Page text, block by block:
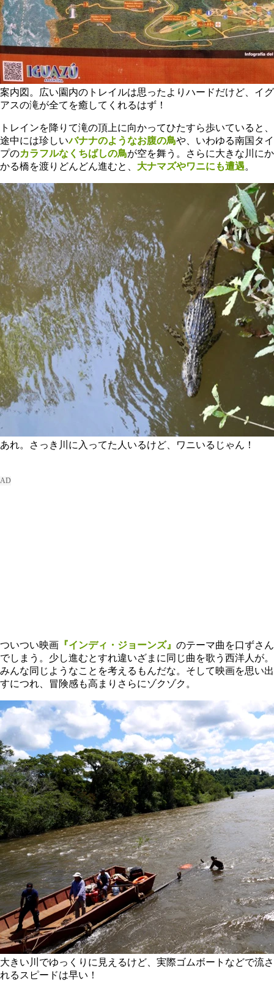
案内図。広い園内のトレイルは思ったよりハードだけど、イグ
アスの滝が全てを癒してくれるはず！
トレインを降りて滝の頂上に向かってひたすら歩いていると、
途中には珍しいバナナのようなお腹の鳥や、いわゆる南国タイ
プのカラフルなくちばしの鳥が空を舞う。さらに大きな川にか
かる橋を渡りどんどん進むと、 大ナマズやワニにも遭遇。
あれ。さっき川に入ってた人いるけど、ワニいるじゃん！
ついつい映画 『インディ・ジョーンズ』 のテーマ曲を口ずさん
でしまう。少し進むとすれ違いざまに同じ曲を歌う西洋人が。
みんな同じようなことを考えるもんだな。そして映画を思い出
すにつれ、冒険感も高まりさらにゾクゾク。
大きい川でゆっくりに見えるけど、実際ゴムボートなどで流さ
れるスピードは早い！